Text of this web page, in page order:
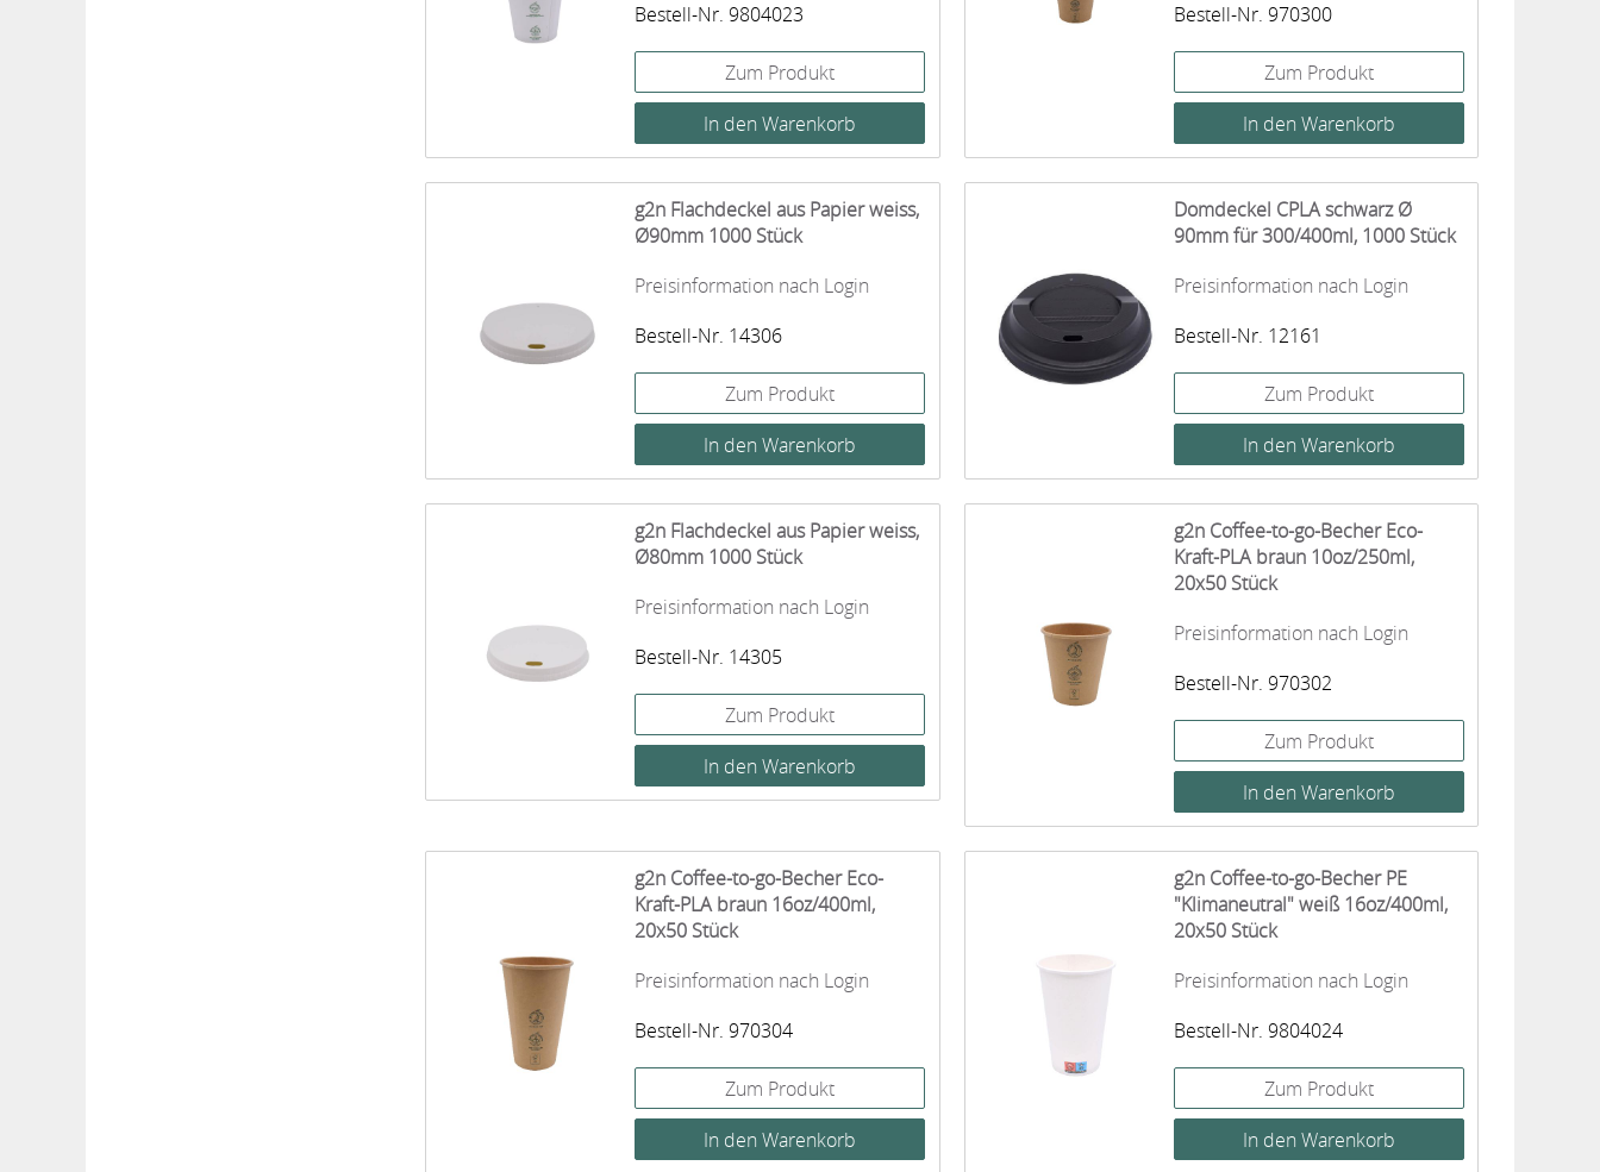
Bestell-Nr. 9804023
Zum Produkt
Bestell-Nr. 970300
Zum Produkt
g2n Flachdeckel aus Papier weiss,
Ø90mm 1000 Stück
Preisinformation nach Login
Bestell-Nr. 14306
Zum Produkt
Domdeckel CPLA schwarz Ø
90mm für 300/400ml, 1000 Stück
Preisinformation nach Login
Bestell-Nr. 12161
Zum Produkt
g2n Flachdeckel aus Papier weiss,
Ø80mm 1000 Stück
Preisinformation nach Login
Bestell-Nr. 14305
Zum Produkt
g2n Coffee-to-go-Becher Eco-
Kraft-PLA braun 10oz/250ml,
20x50 Stück
Preisinformation nach Login
Bestell-Nr. 970302
Zum Produkt
g2n Coffee-to-go-Becher Eco-
Kraft-PLA braun 16oz/400ml,
20x50 Stück
Preisinformation nach Login
Bestell-Nr. 970304
Zum Produkt
g2n Coffee-to-go-Becher PE
"Klimaneutral" weiß 16oz/400ml,
20x50 Stück
Preisinformation nach Login
Bestell-Nr. 9804024
Zum Produkt